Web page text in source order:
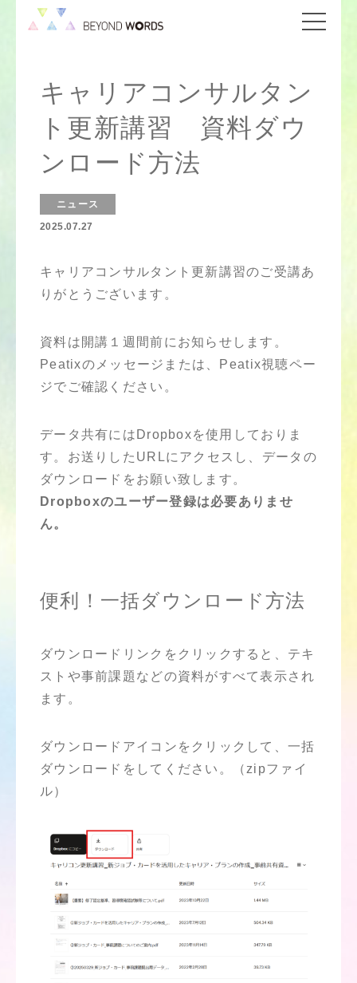
キャリアコンサルタン
ト更新講習 資料ダウ
ンロード方法
ニュース
2025.07.27
キャリアコンサルタント更新講習のご受講あ
りがとうございます。
資料は開講１週間前にお知らせします。
Peatixのメッセージまたは、Peatix視聴ペー
ジでご確認ください。
データ共有にはDropboxを使用しておりま
す。お送りしたURLにアクセスし、データの
ダウンロードをお願い致します。
Dropboxのユーザー登録は必要ありませ
ん。
便利！一括ダウンロード方法
ダウンロードリンクをクリックすると、テキ
ストや事前課題などの資料がすべて表示され
ます。
ダウンロードアイコンをクリックして、一括
ダウンロードをしてください。（zipファイ
ル）